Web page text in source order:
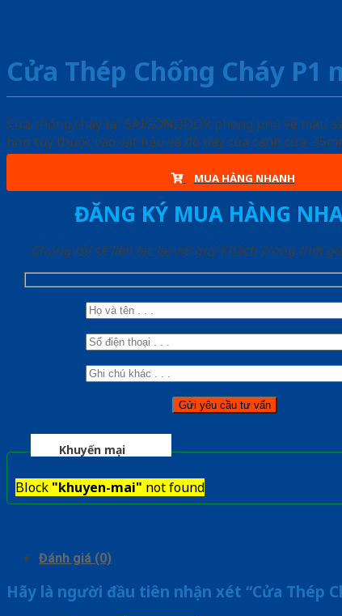
Cửa Thép Chống Cháy P1
Cửa chống cháy tại SAIGONDOOR phong phú về màu
hơn tùy thuộc vào vật liệu và độ dày của cánh cửa:
MUA HÀNG NHANH
ĐĂNG KÝ MUA HÀNG
Chúng tôi sẽ liên lạc lại với quý khách trong thời
Khuyến mại
Block "khuyen-mai" not found
Đánh giá (0)
Hãy là người đầu tiên nhận xét “Cửa Thép